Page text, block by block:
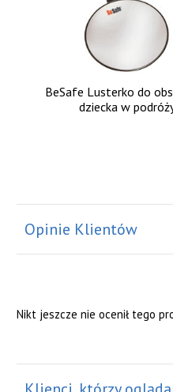
BeSafe Lusterko do
dziecka w
Opinie Klientów
Nikt jeszcze nie ocenił tego